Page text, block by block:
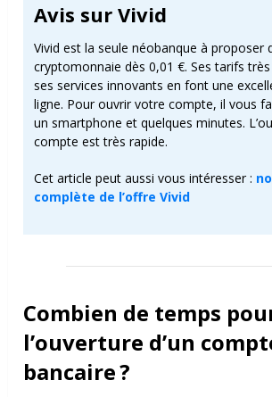
Avis sur Vivid
Vivid est la seule néobanque à proposer
cryptomonnaie dès 0,01 €. Ses tarifs
ses services innovants en font une
ligne. Pour ouvrir votre compte, il vous
un smartphone et quelques minutes.
compte est très rapide.
Cet article peut aussi vous intéresser :
complète de l’offre Vivid
Combien de temps
l’ouverture d’un
bancaire ?